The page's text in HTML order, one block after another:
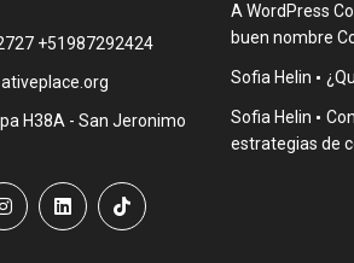
+51987292424
H38A - San Jeronimo
A WordPress
buen nombre
Sofia Helin
Sofia Helin
estrategias de